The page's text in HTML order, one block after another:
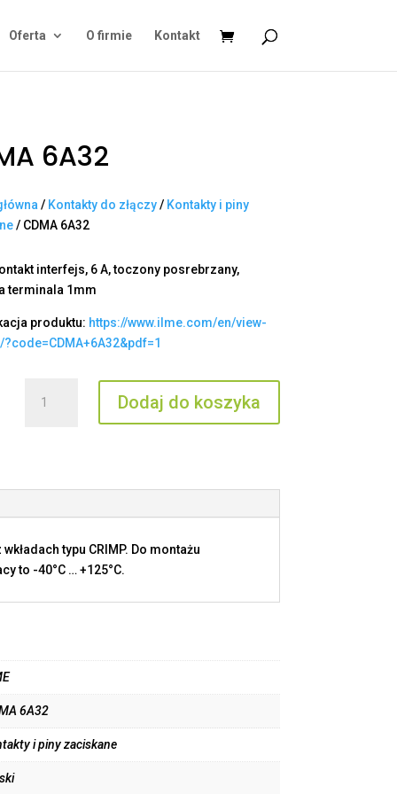
Oferta O firmie Kontakt
6A32
/ Kontakty do złączy/ Kontakty i piny
/ CDMA 6A32
interfejs, 6 A, toczony posrebrzany,
terminala 1mm
produktu: https://www.ilme.com/en/view-
CDMA
Dodaj do koszyka
typu CRIMP. Do montażu
to -40°C … +125°C.
6A32
i piny zaciskane